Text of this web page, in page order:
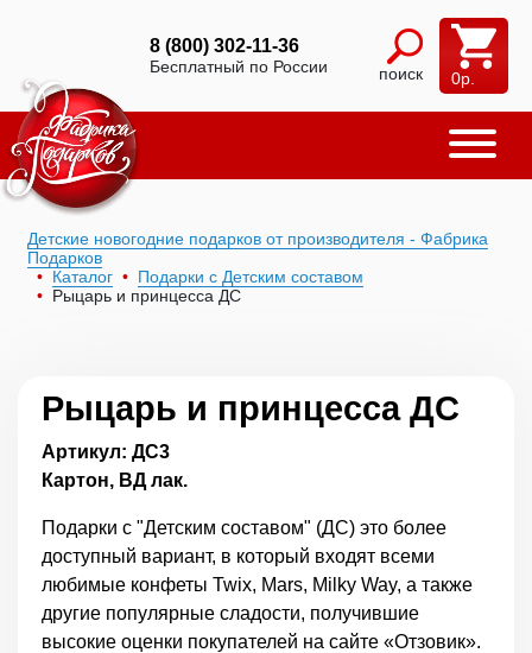
8 (800) 302-11-36
Бесплатный по России поиск 0р.
Детские новогодние подарков от производителя - Фабрика
Подарков
Каталог
Подарки с Детским составом
Рыцарь и принцесса ДС
Рыцарь и принцесса ДС
Артикул: ДС3
Картон, ВД лак.
Подарки с "Детским составом" (ДС) это более
доступный вариант, в который входят всеми
любимые конфеты Twix, Mars, Milky Way, а также
другие популярные сладости, получившие
высокие оценки покупателей на сайте «Отзовик».